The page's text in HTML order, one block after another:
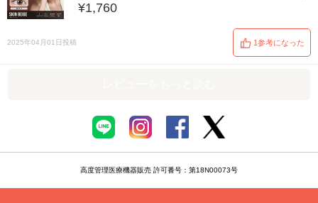
¥1,760
2025年04月01日投稿 1参考になった
高度管理医療機器販売 許可番号：第18N00073号